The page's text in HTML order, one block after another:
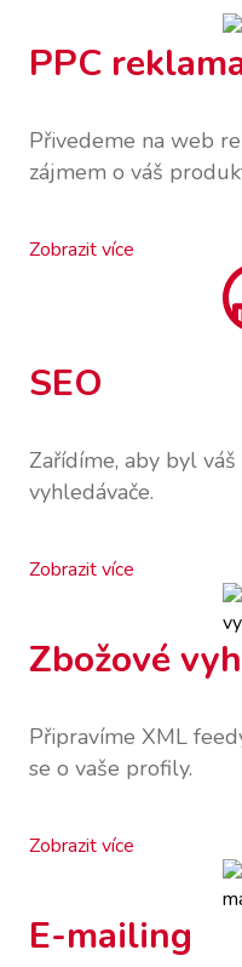
PPC
Přivedeme na web
zájmem o váš
Zobrazit více
SEO
Zařídíme, aby byl
vyhledávače.
Zobrazit více
Zbožové
Připravíme XML
se o vaše profily.
Zobrazit více
E-mailing